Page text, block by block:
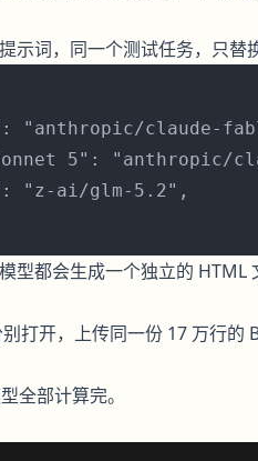
示词，同一个测试任务，只替
claude-
5": "anthropic/
"z-ai/glm-5.2",
型都会生成一个独立的 HTML
打开，上传同一份 17 万行的
全部计算完。